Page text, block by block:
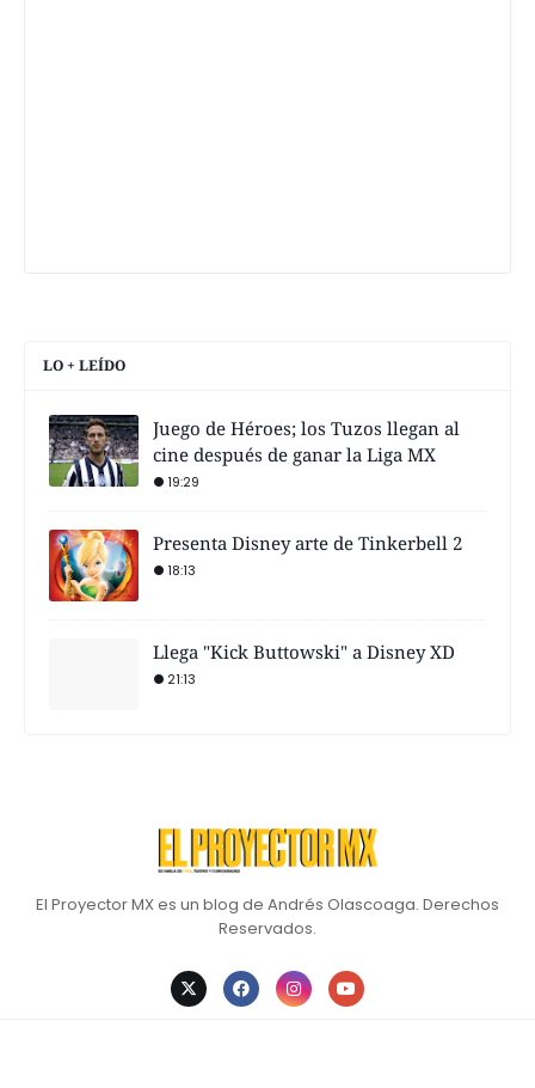
LO + LEÍDO
Juego de Héroes; los Tuzos llegan al
cine después de ganar la Liga MX
19:29
Presenta Disney arte de Tinkerbell 2
18:13
Llega "Kick Buttowski" a Disney XD
21:13
El Proyector MX es un blog de Andrés Olascoaga. Derechos
Reservados.